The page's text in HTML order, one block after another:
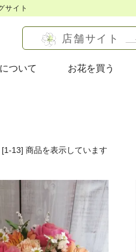
サイト
店舗サイト
ついて お花を買う
13] 商品を表示しています